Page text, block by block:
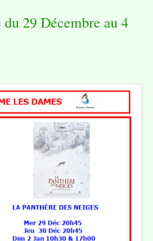
29 Décembre au 4